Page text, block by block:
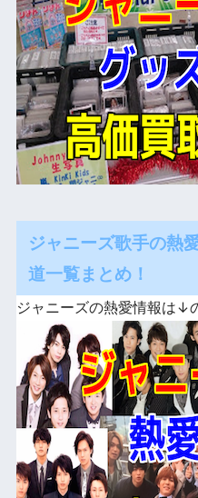
ジャニーズ歌手の熱
道一覧まとめ！
ジャニーズの熱愛情報は↓